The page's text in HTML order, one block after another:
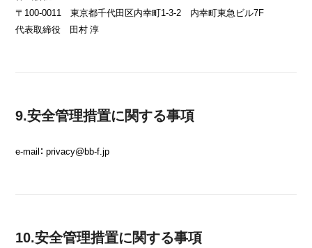
〒100-0011 東京都千代田区内幸町1-3-2 内幸町東急ビル7F
代表取締役 田村 淳
9.安全管理措置に関する事項
e-mail： privacy@bb-f.jp
10.安全管理措置に関する事項